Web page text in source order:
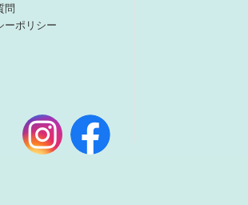
問
ーポリシー